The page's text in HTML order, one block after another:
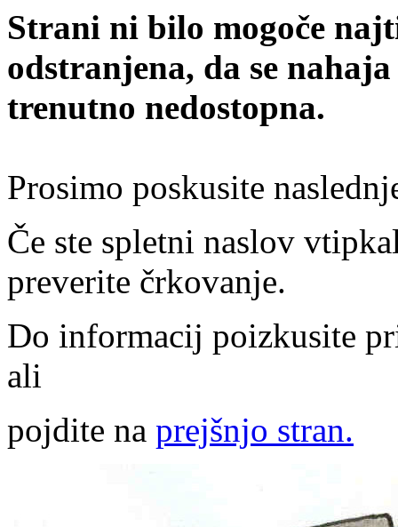
Strani ni bilo mogoče
odstranjena, da se
trenutno nedostopna.
Prosimo poskusite
Če ste spletni naslov
preverite črkovanje.
Do informacij poizkusite
ali
pojdite na prejšnjo stran.